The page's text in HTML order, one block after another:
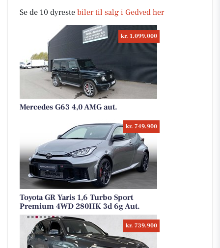
Se de 10 dyreste biler til salg i Gedved her
kr. 1.099.000
Mercedes G63 4,0 AMG aut.
kr. 749.900
Toyota GR Yaris 1,6 Turbo Sport
Premium 4WD 280HK 3d 6g Aut.
kr. 739.900